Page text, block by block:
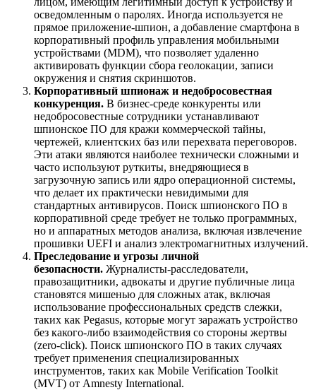
осведомленным о паролях. Иногда используется не
прямое приложение-шпион, а добавление смартфона в
корпоративный профиль управления мобильными
устройствами (MDM), что позволяет удаленно
активировать функции сбора геолокации, записи
окружения и снятия скриншотов.
Корпоративный шпионаж и недобросовестная
конкуренция. В бизнес-среде конкуренты или
недобросовестные сотрудники устанавливают
шпионское ПО для кражи коммерческой тайны,
чертежей, клиентских баз или перехвата переговоров.
Эти атаки являются наиболее технически сложными и
часто используют руткиты, внедряющиеся в
загрузочную запись или ядро операционной системы,
что делает их практически невидимыми для
стандартных антивирусов. Поиск шпионского ПО в
корпоративной среде требует не только программных,
но и аппаратных методов анализа, включая извлечение
прошивки UEFI и анализ электромагнитных излучений.
Преследование и угрозы личной
безопасности. Журналисты-расследователи,
правозащитники, адвокаты и другие публичные лица
становятся мишенью для сложных атак, включая
использование профессиональных средств слежки,
таких как Pegasus, которые могут заражать устройство
без какого-либо взаимодействия со стороны жертвы
(zero-click). Поиск шпионского ПО в таких случаях
требует применения специализированных
инструментов, таких как Mobile Verification Toolkit
(MVT) от Amnesty International.